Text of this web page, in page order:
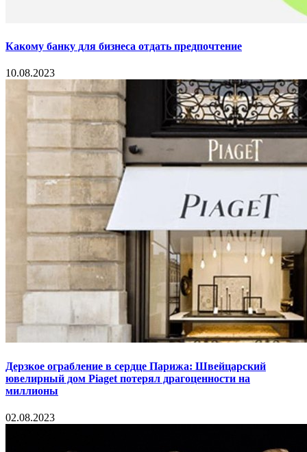
Какому банку для бизнеса отдать предпочтение
10.08.2023
Дерзкое ограбление в сердце Парижа: Швейцарский
ювелирный дом Piaget потерял драгоценности на
миллионы
02.08.2023